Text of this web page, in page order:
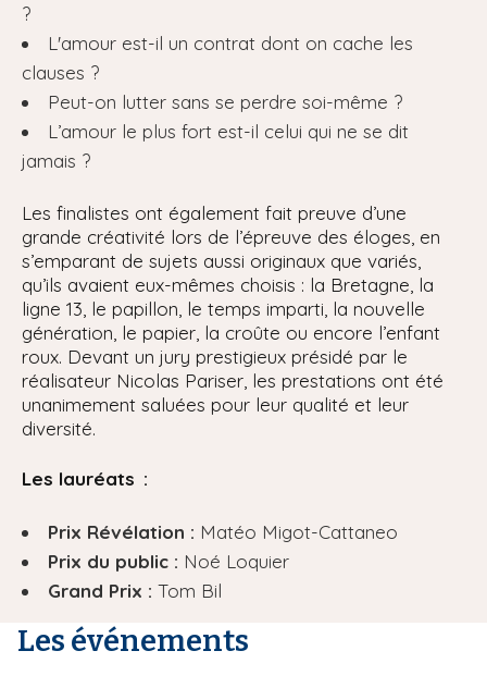
?
L'amour est-il un contrat dont on cache les
clauses ?
Peut-on lutter sans se perdre soi-même ?
L’amour le plus fort est-il celui qui ne se dit
jamais ?
Les finalistes ont également fait preuve d’une
grande créativité lors de l’épreuve des éloges, en
s’emparant de sujets aussi originaux que variés,
qu’ils avaient eux-mêmes choisis : la Bretagne, la
ligne 13, le papillon, le temps imparti, la nouvelle
génération, le papier, la croûte ou encore l’enfant
roux. Devant un jury prestigieux présidé par le
réalisateur Nicolas Pariser, les prestations ont été
unanimement saluées pour leur qualité et leur
diversité.
Les lauréats :
Prix Révélation : Matéo Migot-Cattaneo
Prix du public : Noé Loquier
Grand Prix : Tom Bil
Les événements